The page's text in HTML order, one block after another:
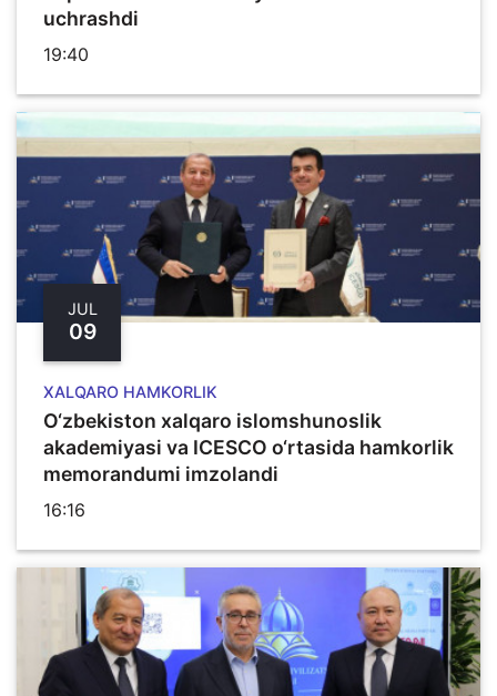
uchrashdi
19:40
JUL
09
XALQARO HAMKORLIK
O‘zbekiston xalqaro islomshunoslik
akademiyasi va ICESCO o‘rtasida hamkorlik
memorandumi imzolandi
16:16